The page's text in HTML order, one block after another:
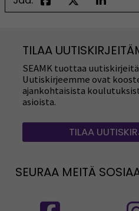
TILAA
SEAMK tuottaa
Uutiskirjeemme ovat
ajankohtaisista
asioista.
TILAA
SEURAA MEITÄ